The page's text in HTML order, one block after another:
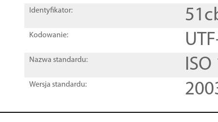
Identyfikator:
Kodowanie:
Nazwa standardu:
Wersja standardu: